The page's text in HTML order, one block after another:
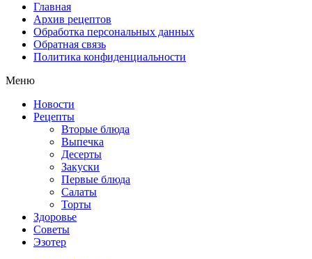
Главная
Архив рецептов
Обработка персональных данных
Обратная связь
Политика конфиденциальности
Меню
Новости
Рецепты
Вторые блюда
Выпечка
Десерты
Закуски
Первые блюда
Салаты
Торты
Здоровье
Советы
Эзотер